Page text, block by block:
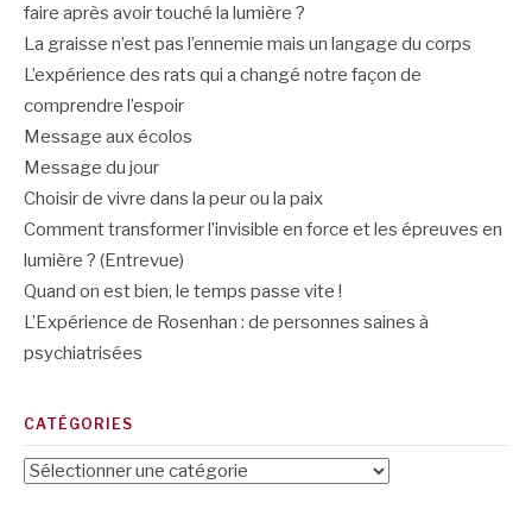
faire après avoir touché la lumière ?
La graisse n’est pas l’ennemie mais un langage du corps
L’expérience des rats qui a changé notre façon de
comprendre l’espoir
Message aux écolos
Message du jour
Choisir de vivre dans la peur ou la paix
Comment transformer l’invisible en force et les épreuves en
lumière ? (Entrevue)
Quand on est bien, le temps passe vite !
L’Expérience de Rosenhan : de personnes saines à
psychiatrisées
CATÉGORIES
Catégories